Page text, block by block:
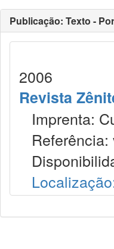
Publicação: Texto -
2006
Revista
Imprenta:
Referência: